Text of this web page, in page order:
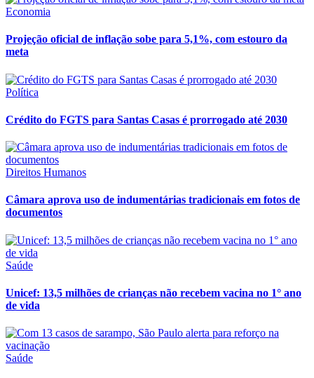
Economia
Projeção oficial de inflação sobe para 5,1%, com estouro da
meta
Política
Crédito do FGTS para Santas Casas é prorrogado até 2030
Direitos Humanos
Câmara aprova uso de indumentárias tradicionais em fotos de
documentos
Saúde
Unicef: 13,5 milhões de crianças não recebem vacina no 1° ano
de vida
Saúde